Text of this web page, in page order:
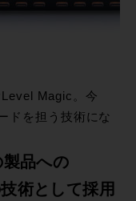
Magic。今
ドを担う技術にな
品への
術として採用